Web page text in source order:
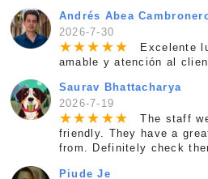
Andrés Abea
2026-7-30
★★★ ★★
Excelente
amable y atención al
Saurav Bhattacharya
2026-7-19
★★★ ★★
The staff
friendly. They have a
from. Definitely check
Piude Je